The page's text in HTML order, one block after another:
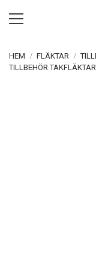
HEM FLÄKTAR
TILLBEHÖR TAKFLÄKTAR